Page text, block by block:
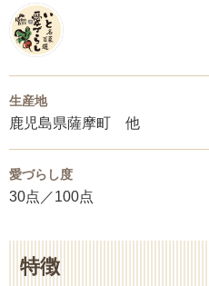
生産地
鹿児島県薩摩町 他
愛づらし度
30点／100点
特徴